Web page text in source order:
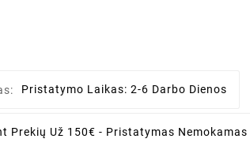
Pristatymo Laikas: 2-6 Darbo Dienos
Prekių Už 150€ - Pristatymas Nemokamas